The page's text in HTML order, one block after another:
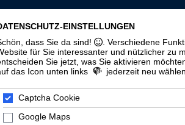
ST.
Veranstaltungen
Geschichte
EINSTELLUNGEN
dass Sie da sind!
. Verschiedene
für Sie interessanter und nützlicher zu
Sie jetzt, was Sie aktivieren
das Icon unten links
jederzeit neu wählen.
Captcha Cookie
Google Maps